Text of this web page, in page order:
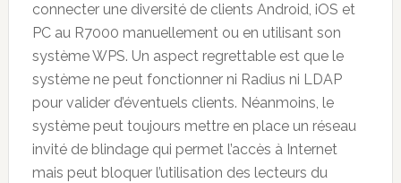
connecter une diversité de clients Android, iOS et
PC au R7000 manuellement ou en utilisant son
système WPS. Un aspect regrettable est que le
système ne peut fonctionner ni Radius ni LDAP
pour valider d’éventuels clients. Néanmoins, le
système peut toujours mettre en place un réseau
invité de blindage qui permet l’accès à Internet
mais peut bloquer l’utilisation des lecteurs du